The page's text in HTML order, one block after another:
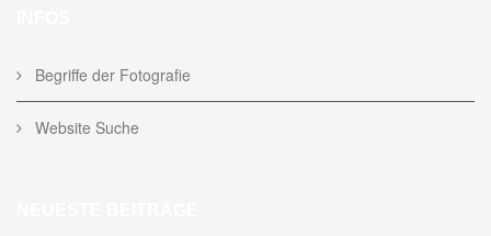
Begriffe der Fotografie
Website Suche